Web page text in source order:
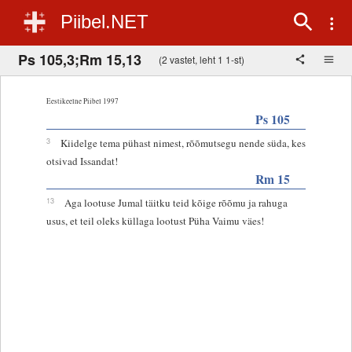
Piibel.NET
Ps 105,3;Rm 15,13 (2 vastet, leht 1 1-st)
Eestikeelne Piibel 1997
Ps 105
3
Kiidelge tema pühast nimest, rõõmutsegu nende süda, kes
otsivad Issandat!
Rm 15
13
Aga lootuse Jumal täitku teid kõige rõõmu ja rahuga
usus, et teil oleks küllaga lootust Püha Vaimu väes!